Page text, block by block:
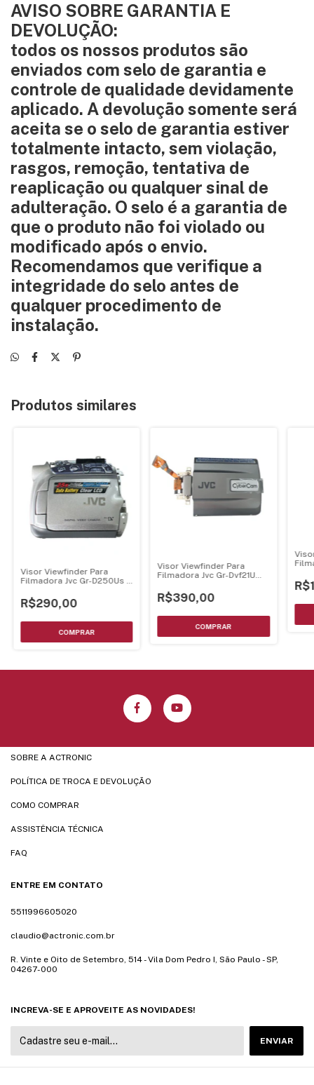
AVISO SOBRE GARANTIA E
DEVOLUÇÃO:
todos os nossos produtos são
enviados com selo de garantia e
controle de qualidade devidamente
aplicado. A devolução somente será
aceita se o selo de garantia estiver
totalmente intacto, sem violação,
rasgos, remoção, tentativa de
reaplicação ou qualquer sinal de
adulteração. O selo é a garantia de
que o produto não foi violado ou
modificado após o envio.
Recomendamos que verifique a
integridade do selo antes de
qualquer procedimento de
instalação.
Produtos similares
Visor Viewfinder Para
Filmadora Jvc Gr-D250Us -
R$290,00
Visor Viewfinder Para
Filmadora Jvc Gr-Dvf21U
R$390,00
SOBRE A ACTRONIC
POLÍTICA DE TROCA E DEVOLUÇÃO
COMO COMPRAR
ASSISTÊNCIA TÉCNICA
FAQ
ENTRE EM CONTATO
5511996605020
claudio@actronic.com.br
R. Vinte e Oito de Setembro, 514 - Vila Dom Pedro I, São Paulo - SP,
04267-000
INCREVA-SE E APROVEITE AS NOVIDADES!